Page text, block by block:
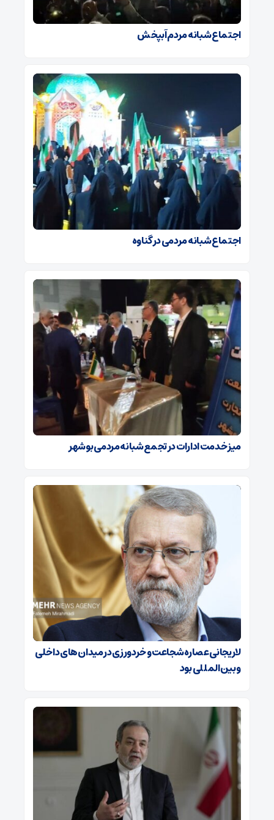
اجتماع شبانه مردم آبپخش
اجتماع شبانه مردمی در گناوه
میز خدمت ادارات در تجمع شبانه مردمی بوشهر
لاریجانی عصاره شجاعت و خردورزی در میدان‌های داخلی
و بین‌المللی بود